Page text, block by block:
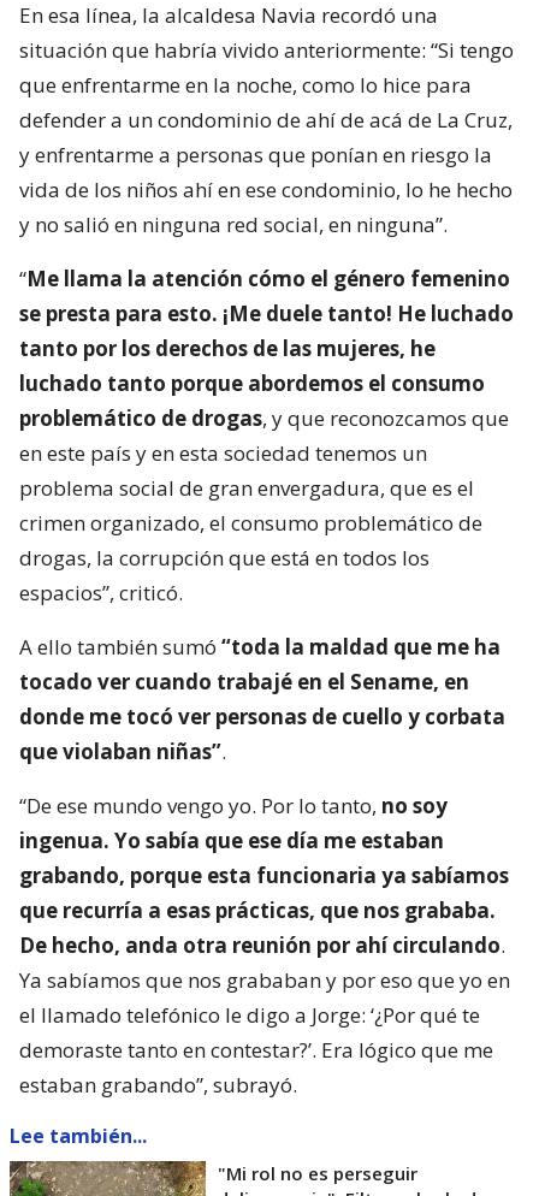
En esa línea, la alcaldesa Navia recordó una
situación que habría vivido anteriormente: “Si tengo
que enfrentarme en la noche, como lo hice para
defender a un condominio de ahí de acá de La Cruz,
y enfrentarme a personas que ponían en riesgo la
vida de los niños ahí en ese condominio, lo he hecho
y no salió en ninguna red social, en ninguna”.
“Me llama la atención cómo el género femenino
se presta para esto. ¡Me duele tanto! He luchado
tanto por los derechos de las mujeres, he
luchado tanto porque abordemos el consumo
problemático de drogas, y que reconozcamos que
en este país y en esta sociedad tenemos un
problema social de gran envergadura, que es el
crimen organizado, el consumo problemático de
drogas, la corrupción que está en todos los
espacios”, criticó.
A ello también sumó “toda la maldad que me ha
tocado ver cuando trabajé en el Sename, en
donde me tocó ver personas de cuello y corbata
que violaban niñas”.
“De ese mundo vengo yo. Por lo tanto, no soy
ingenua. Yo sabía que ese día me estaban
grabando, porque esta funcionaria ya sabíamos
que recurría a esas prácticas, que nos grababa.
De hecho, anda otra reunión por ahí circulando.
Ya sabíamos que nos grababan y por eso que yo en
el llamado telefónico le digo a Jorge: ‘¿Por qué te
demoraste tanto en contestar?’. Era lógico que me
estaban grabando”, subrayó.
Lee también...
"Mi rol no es perseguir